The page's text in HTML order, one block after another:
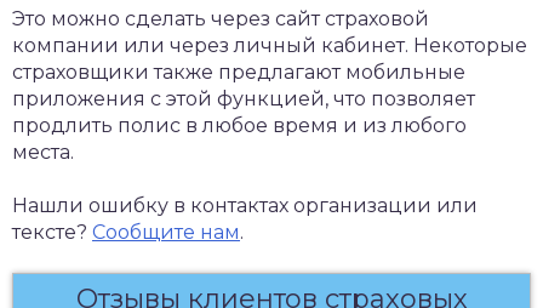
Это можно сделать через сайт страховой
компании или через личный кабинет. Некоторые
страховщики также предлагают мобильные
приложения с этой функцией, что позволяет
продлить полис в любое время и из любого
места.
Нашли ошибку в контактах организации или
тексте? Сообщите нам.
Отзывы клиентов страховых